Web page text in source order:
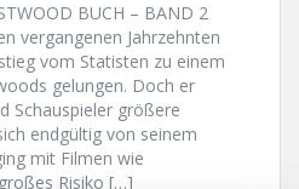
BUCH – BAND 2
vergangenen Jahrzehnten
vom Statisten zu einem
gelungen. Doch er
Schauspieler größere
endgültig von seinem
mit Filmen wie
Risiko […]